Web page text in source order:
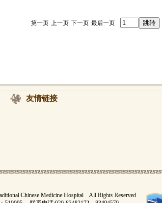
第一页 上一页 下一页 最后一页
友情链接
Chinese Medicine Hospital All Rights Reserved